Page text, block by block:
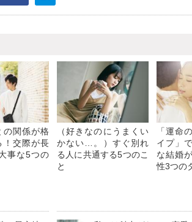
の関係が格
！交際が長
事な5つの
（好きなのにうまくい
かない…。）すぐ別れ
る人に共通する5つのこ
と
「運命
イプ」
な結婚
性3つの